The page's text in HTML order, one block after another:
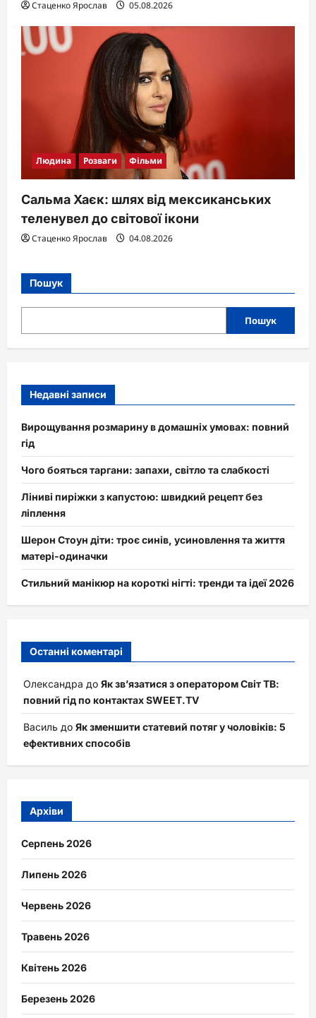
Стаценко Ярослав 05.08.2026
Людина Розваги Фільми
Сальма Хаєк: шлях від мексиканських
теленувел до світової ікони
Стаценко Ярослав 04.08.2026
Пошук
Пошук
Недавні записи
Вирощування розмарину в домашніх умовах: повний
гід
Чого бояться таргани: запахи, світло та слабкості
Ліниві пиріжки з капустою: швидкий рецепт без
ліплення
Шерон Стоун діти: троє синів, усиновлення та життя
матері-одиначки
Стильний манікюр на короткі нігті: тренди та ідеї 2026
Останні коментарі
Олександра до Як зв’язатися з оператором Світ ТВ:
повний гід по контактах SWEET.TV
Василь до Як зменшити статевий потяг у чоловіків: 5
ефективних способів
Архіви
Серпень 2026
Липень 2026
Червень 2026
Травень 2026
Квітень 2026
Березень 2026